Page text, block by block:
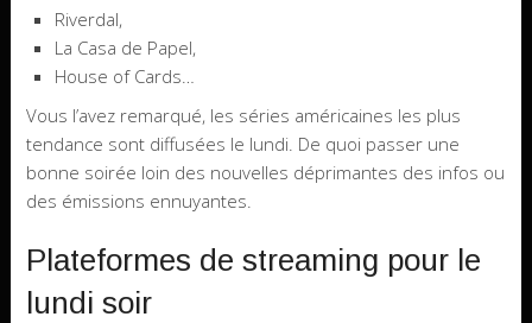
Riverdal,
La Casa de Papel,
House of Cards…
Vous l’avez remarqué, les séries américaines les plus
tendance sont diffusées le lundi. De quoi passer une
bonne soirée loin des nouvelles déprimantes des infos ou
des émissions ennuyantes.
Plateformes de streaming pour le
lundi soir